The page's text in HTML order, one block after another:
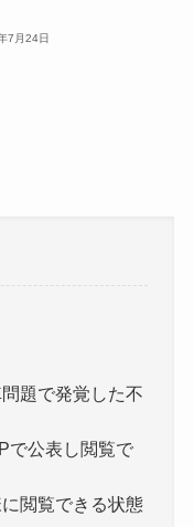
7月24日
題で発覚した不
で公表し閲覧で
閲覧できる状態